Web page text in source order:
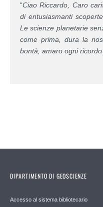
“Ciao Riccardo, Caro
di entusiasmanti
Le scienze planetarie
come prima, dura la
bontà, amaro ogni
DIPARTIMENTO DI GEOSCIENZE
Accesso al sistema bibliotecario